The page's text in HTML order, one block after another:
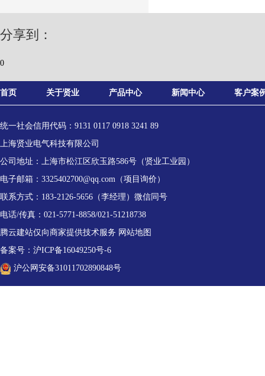
分享到：
0
首页 关于贤业 产品中心 新闻中心 客户案
统一社会信用代码：9131 0117 0918 3241 89
上海贤业电气科技有限公司
公司地址：上海市松江区欣玉路586号（贤业工业园）
电子邮箱：3325402700@qq.com（项目询价）
联系方式：183-2126-5656（李经理）微信同号
电话/传真：021-5771-8858/021-51218738
腾云建站仅向商家提供技术服务 网站地图
备案号： 沪ICP备16049250号-6
沪公网安备31011702890848号